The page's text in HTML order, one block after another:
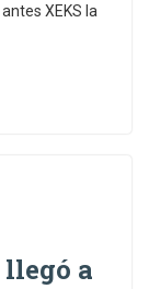
XEKS la
a